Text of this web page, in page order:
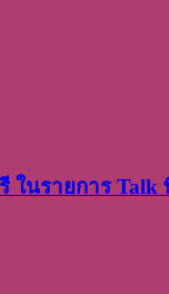
ในรายการ Talk